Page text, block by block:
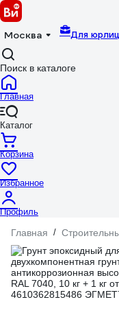
Москва Для юрлиц
Поиск в каталоге
Главная
Каталог
Корзина
Избранное
Профиль
Главная /